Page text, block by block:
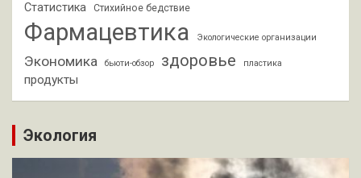
Статистика Стихийное бедствие
Фармацевтика Экологические организации
Экономика бьюти-обзор здоровье пластика
продукты
Экология